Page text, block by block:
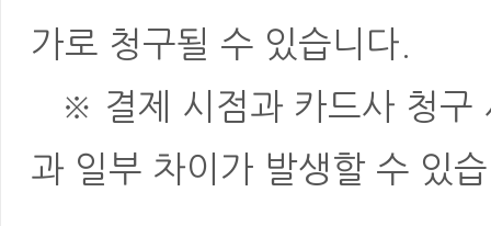
가로 청구될 수 있습니다.
※ 결제 시점과 카드사 청구
과 일부 차이가 발생할 수 있